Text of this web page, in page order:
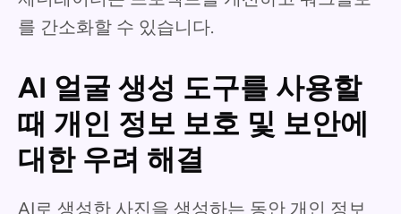
를 간소화할 수 있습니다.
AI 얼굴 생성 도구를 사용할
때 개인 정보 보호 및 보안에
대한 우려 해결
AI로 생성한 사진을 생성하는 동안 개인 정보